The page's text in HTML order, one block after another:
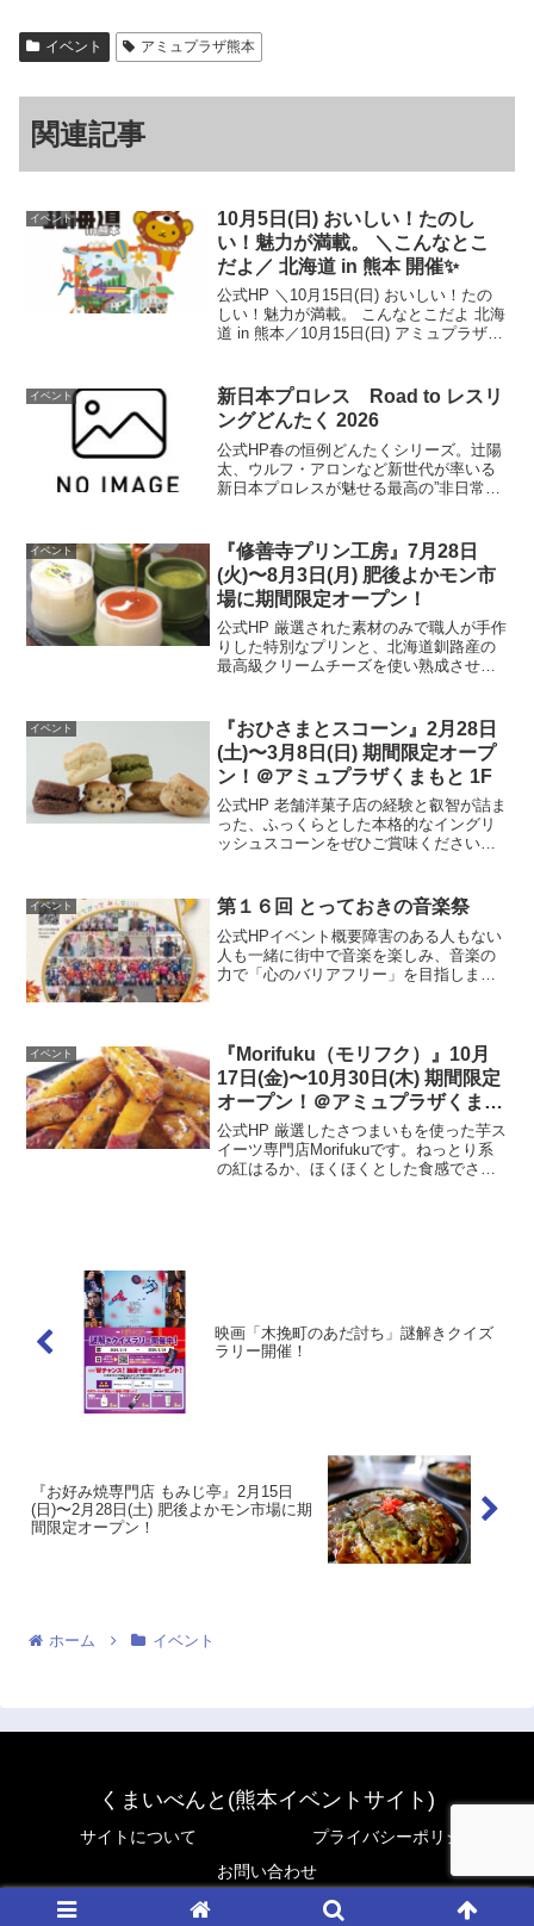
イベント アミュプラザ熊本
関連記事
イベント
10月5日(日) おいしい！たのし
い！魅力が満載。 ＼こんなとこ
だよ／ 北海道 in 熊本 開催✨
公式HP ＼10月15日(日) おいしい！たの
しい！魅力が満載。 こんなとこだよ 北海
道 in 熊本／10月15日(日) アミュプラザく
北海道 in 熊本」を開催い...
イベント
新日本プロレス Road to レスリ
ングどんたく 2026
公式HP春の恒例どんたくシリーズ。辻陽
太、ウルフ・アロンなど新世代が率いる
新日本プロレスが魅せる最高の”非日常空
場：17時30分 開始：18時30分開催場所
展示ホ...
イベント
『修善寺プリン工房』7月28日
(火)〜8月3日(月) 肥後よかモン市
場に期間限定オープン！
公式HP 厳選された素材のみで職人が手作
りした特別なプリンと、北海道釧路産の
最高級クリームチーズを使い熟成させた
イベント
『おひさまとスコーン』2月28日
(土)〜3月8日(日) 期間限定オープ
ン！＠アミュプラザくまもと 1F
公式HP 老舗洋菓子店の経験と叡智が詰ま
った、ふっくらとした本格的なイングリ
ッシュスコーンをぜひご賞味ください。
イベント 第１６回 とっておきの音楽祭
公式HPイベント概要障害のある人もない
人も一緒に街中で音楽を楽しみ、音楽の
力で「心のバリアフリー」を目指しま
花...
イベント
『Morifuku（モリフク）』10月
17日(金)〜10月30日(木) 期間限定
オープン！＠アミュプラザくまも
と 1F
公式HP 厳選したさつまいもを使った芋ス
イーツ専門店Morifukuです。ねっとり系
の紅はるか、ほくほくとした食感でさっ
映画「木挽町のあだ討ち」謎解きクイズ
ラリー開催！
『お好み焼専門店 もみじ亭』2月15日
(日)〜2月28日(土) 肥後よかモン市場に期
間限定オープン！
ホーム イベント
くまいべんと(熊本イベントサイト)
サイトについて
プライバシーポリシー
お問い合わせ
© 2024 くまいべんと(熊本イベントサイト).